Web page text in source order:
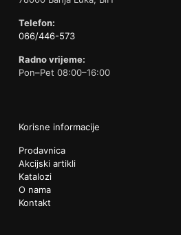
Telefon:
066/446-573
Radno vrijeme:
Pon–Pet 08:00–16:00
Korisne informacije
Prodavnica
Akcijski artikli
Katalozi
O nama
Kontakt